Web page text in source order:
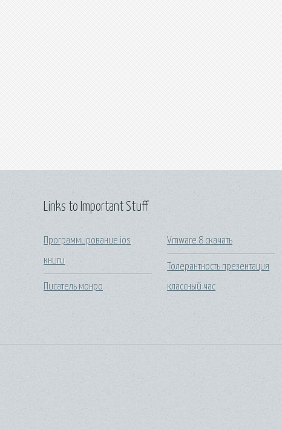
Links to Important Stuff
Программирование ios
книги
Писатель монро
Vmware 8 скачать
Толерантность презентация
классный час